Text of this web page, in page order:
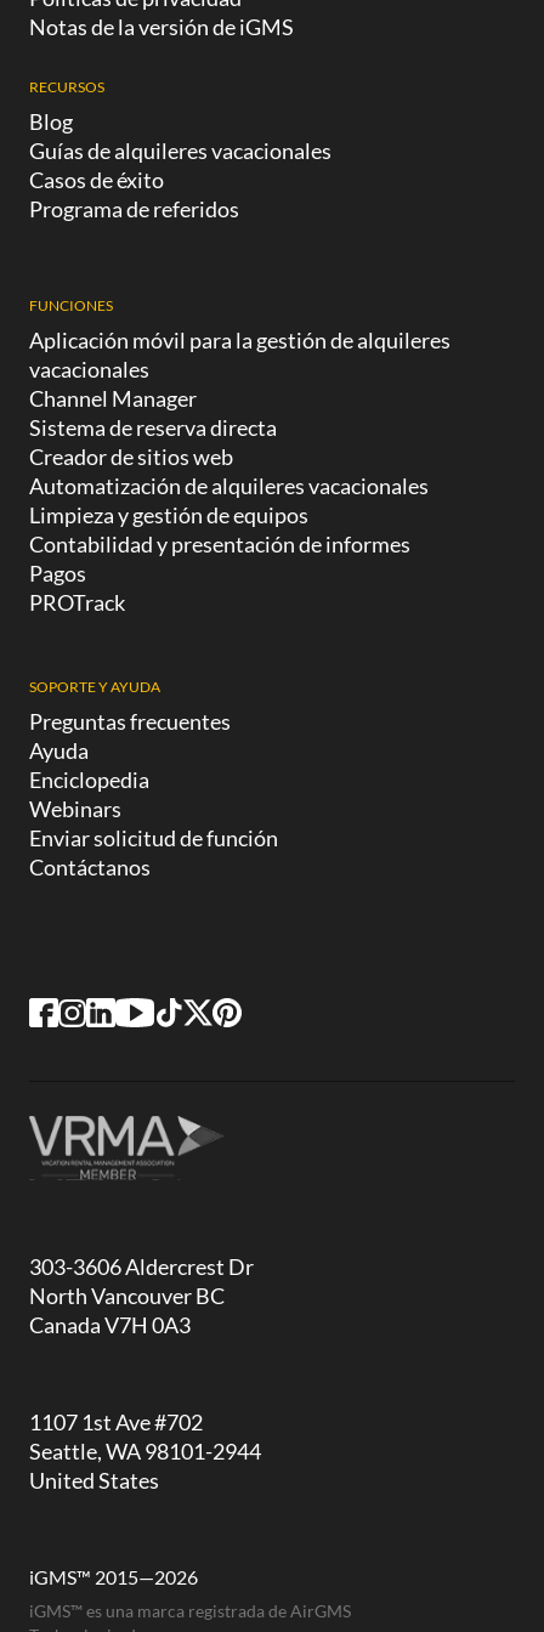
Notas de la versión de iGMS
RECURSOS
Blog
Guías de alquileres vacacionales
Casos de éxito
Programa de referidos
FUNCIONES
Aplicación móvil para la gestión de alquileres
vacacionales
Channel Manager
Sistema de reserva directa
Creador de sitios web
Automatización de alquileres vacacionales
Limpieza y gestión de equipos
Contabilidad y presentación de informes
Pagos
PROTrack
SOPORTE Y AYUDA
Preguntas frecuentes
Ayuda
Enciclopedia
Webinars
Enviar solicitud de función
Contáctanos
303-3606 Aldercrest Dr
North Vancouver BC
Canada V7H 0A3
1107 1st Ave #702
Seattle, WA 98101-2944
United States
iGMS™ 2015—2026
iGMS™ es una marca registrada de AirGMS